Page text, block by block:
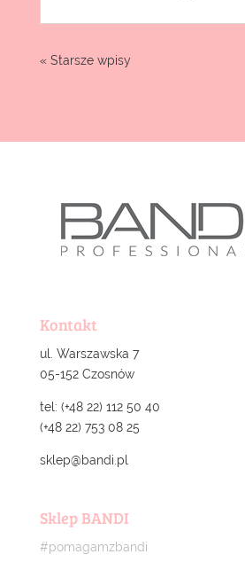
« Starsze wpisy
Kontakt
ul. Warszawska 7
05-152 Czosnów
tel: (+48 22) 112 50 40
(+48 22) 753 08 25
sklep@bandi.pl
Sklep BANDI
#pomagamzbandi